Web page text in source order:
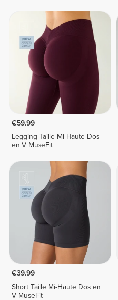
€59.99
Legging Taille Mi-Haute Dos
en V MuseFit
€39.99
Short Taille Mi-Haute Dos en
V MuseFit